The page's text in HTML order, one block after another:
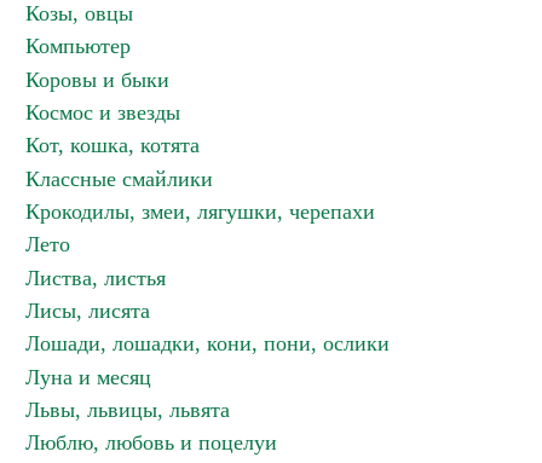
Козы, овцы
Компьютер
Коровы и быки
Космос и звезды
Кот, кошка, котята
Классные смайлики
Крокодилы, змеи, лягушки, черепахи
Лето
Листва, листья
Лисы, лисята
Лошади, лошадки, кони, пони, ослики
Луна и месяц
Львы, львицы, львята
Люблю, любовь и поцелуи